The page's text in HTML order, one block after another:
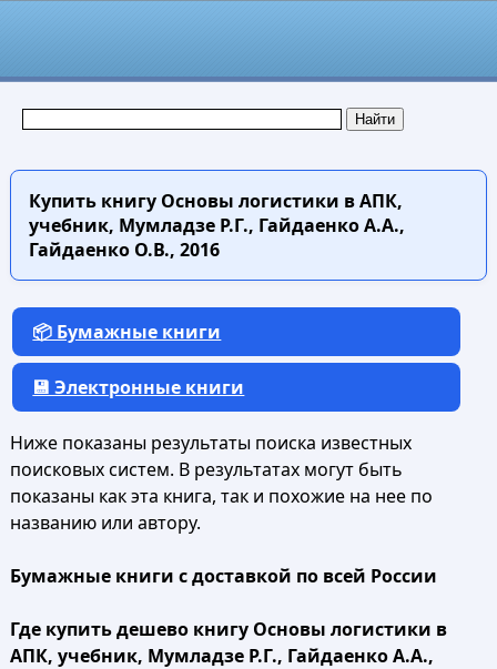
Купить книгуОсновы логистики в АПК,
учебник, Мумладзе Р.Г., Гайдаенко А.А.,
Гайдаенко О.В., 2016
📦 Бумажные книги
💾 Электронные книги
Ниже показаны результаты поиска известных
поисковых систем. В результатах могут быть
показаны как эта книга, так и похожие на нее по
названию или автору.
Бумажные книги с доставкой по всей России
Где купить дешево книгу Основы логистики в
АПК, учебник, Мумладзе Р.Г., Гайдаенко А.А.,